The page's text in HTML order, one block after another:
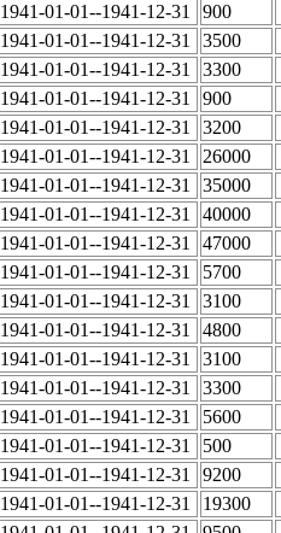
1941-01-01--1941-12-31 900
1941-01-01--1941-12-31 3500
1941-01-01--1941-12-31 3300
1941-01-01--1941-12-31 900
1941-01-01--1941-12-31 3200
1941-01-01--1941-12-31 26000
1941-01-01--1941-12-31 35000
1941-01-01--1941-12-31 40000
1941-01-01--1941-12-31 47000
1941-01-01--1941-12-31 5700
1941-01-01--1941-12-31 3100
1941-01-01--1941-12-31 4800
1941-01-01--1941-12-31 3100
1941-01-01--1941-12-31 3300
1941-01-01--1941-12-31 5600
1941-01-01--1941-12-31 500
1941-01-01--1941-12-31 9200
1941-01-01--1941-12-31 19300